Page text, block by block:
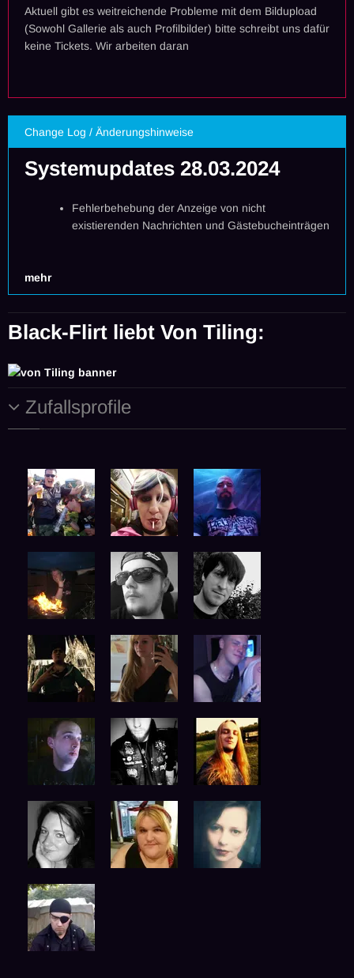
Aktuell gibt es weitreichende Probleme mit dem Bildupload
(Sowohl Gallerie als auch Profilbilder) bitte schreibt uns dafür
keine Tickets. Wir arbeiten daran
Change Log / Änderungshinweise
Systemupdates 28.03.2024
Fehlerbehebung der Anzeige von nicht
existierenden Nachrichten und Gästebucheinträgen
mehr
Black-Flirt liebt Von Tiling:
Zufallsprofile